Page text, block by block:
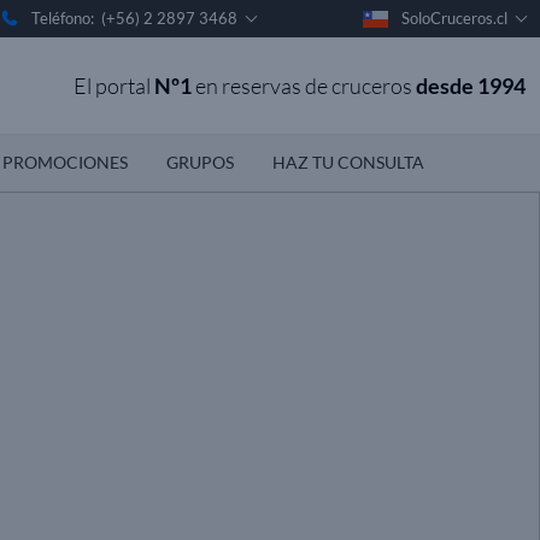
Teléfono: (+56) 2 2897 3468 SoloCruceros.cl
El portal Nº1en reservas de crucerosdesde 1994
PROMOCIONES GRUPOS HAZ TU CONSULTA